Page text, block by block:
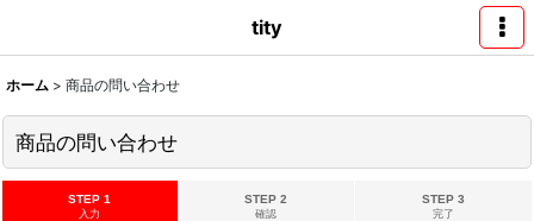
tity
ホーム > 商品の問い合わせ
商品の問い合わせ
STEP 1
入力
STEP 2
確認
STEP 3
完了